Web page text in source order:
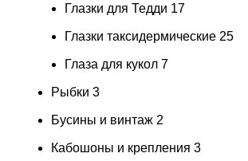
Глазки для Тедди 17
Глазки таксидермические 25
Глаза для кукол 7
Рыбки 3
Бусины и винтаж 2
Кабошоны и крепления 3